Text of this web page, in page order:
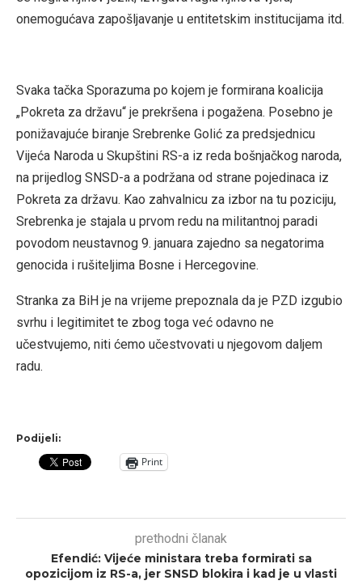
onemogućava zapošljavanje u entitetskim institucijama itd.
Svaka tačka Sporazuma po kojem je formirana koalicija
„Pokreta za državu“ je prekršena i pogažena. Posebno je
ponižavajuće biranje Srebrenke Golić za predsjednicu
Vijeća Naroda u Skupštini RS-a iz reda bošnjačkog naroda,
na prijedlog SNSD-a a podržana od strane pojedinaca iz
Pokreta za državu. Kao zahvalnicu za izbor na tu poziciju,
Srebrenka je stajala u prvom redu na militantnoj paradi
povodom neustavnog 9. januara zajedno sa negatorima
genocida i rušiteljima Bosne i Hercegovine.
Stranka za BiH je na vrijeme prepoznala da je PZD izgubio
svrhu i legitimitet te zbog toga već odavno ne
učestvujemo, niti ćemo učestvovati u njegovom daljem
radu.
Podijeli:
Print
prethodni članak
Efendić: Vijeće ministara treba formirati sa
opozicijom iz RS-a, jer SNSD blokira i kad je u vlasti